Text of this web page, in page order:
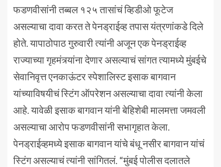
फडणवीसांनी तब्बल १२५ तासांचं व्हिडीओ फूटेज
असल्याचा दावा करत ते पेनड्राईव्ह तपास यंत्रणांकडे दिले
होते. यापाठोपाठ गुरुवारी त्यांनी अजून एक पेनड्राईव्ह
राज्याच्या गृहमंत्र्यांना देणार असल्याचं सांगत त्यामध्ये मुंबईचे
सेवानिवृत्त एनकाऊंटर स्पेशालिस्ट इसाक बागवान
यांच्याविषयीचं स्टिंग ऑपरेशन असल्याचा दावा त्यांनी केला
आहे. यावेळी इसाक बागवान यांनी बेहिशेबी मालमत्ता जमवली
असल्याचा आरोप फडणवीसांनी सभागृहात केला.
पेनड्राईव्हमध्ये इसाक बागवान यांचे बंधू नसीर बागवान यांचं
स्टिंग असल्याचं त्यांनी सांगितलं. “मुंबई पोलीस दलातले